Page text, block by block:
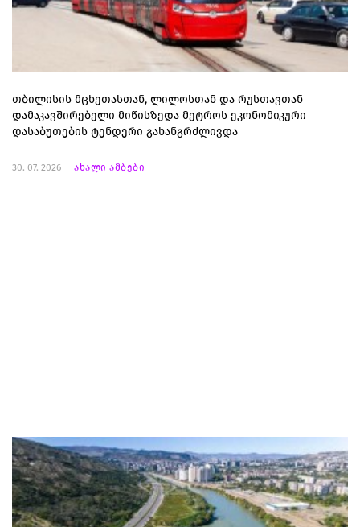
თბილისის მცხეთასთან, ლილოსთან და რუსთავთან
დამაკავშირებელი მიწისზედა მეტროს ეკონომიკური
დასაბუთების ტენდერი გახანგრძლივდა
30. 07. 2026 ახალი ამბები